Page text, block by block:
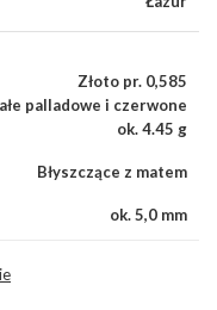
Złoto pr. 0,585
palladowe i czerwone
ok. 4.45 g
Błyszczące z matem
ok. 5,0 mm